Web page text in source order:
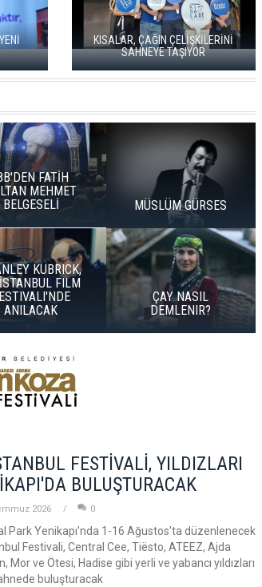
KISALAR, ÇAĞIN ÇELİŞKİLERİNİ
SAHNEYE TAŞIYOR
FATİH
MEHMET
BELGESELİ
MÜSLÜM GÜRSES
KUBRICK,
FILM
ANILACAK
ÇAY NASIL
DEMLENIR?
FESTİVALİ, YILDIZLARI
BULUŞTURACAK
2026 0
Park Yenikapı'nda 1-16 Ağustos'ta düzenlenecek
Festivali, Central Cee, Tiësto, ATEEZ, Ajda
Mor ve Ötesi, Hadise gibi yerli ve yabancı yıldızları
buluşturacak
SİNEMA
ALTIN PORTAKAL JÜRİSİNE DERVİŞ ZAİM